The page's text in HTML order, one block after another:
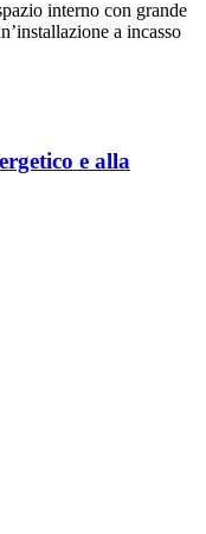
interno con grande
a incasso
e alla